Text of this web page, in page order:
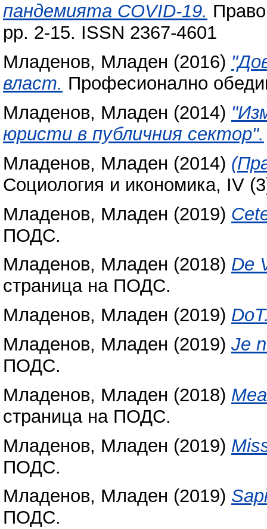
пандемията COVID-19.
pp. 2-15. ISSN 2367-4601
Младенов, Младен (2016)
власт. Професионално
Младенов, Младен (2014)
юристи в публичния сектор".
Младенов, Младен (2014)
Социология и икономика, IV
Младенов, Младен (2019)
ПОДС.
Младенов, Младен (2018) De
страница на ПОДС.
Младенов, Младен (2019)
Младенов, Младен (2019) Je
ПОДС.
Младенов, Младен (2018)
страница на ПОДС.
Младенов, Младен (2019)
ПОДС.
Младенов, Младен (2019)
ПОДС.